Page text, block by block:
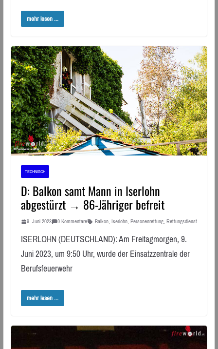
mehr lesen ...
TECHNISCH
D: Balkon samt Mann in Iserlohn
abgestürzt → 86-Jähriger befreit
9. Juni 2023 0 Kommentare Balkon, Iserlohn, Personenrettung, Rettungsdienst
ISERLOHN (DEUTSCHLAND): Am Freitagmorgen, 9.
Juni 2023, um 9:50 Uhr, wurde der Einsatzzentrale der
Berufsfeuerwehr
mehr lesen ...